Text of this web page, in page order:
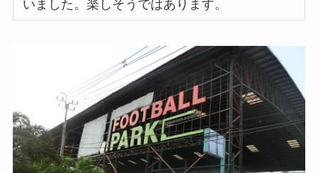
いました。楽しそうではあります。